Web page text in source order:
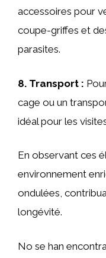
accessoires pour
coupe-griffes et
parasites.
8. Transport :
cage ou un
idéal pour les
En observant ces
environnement
ondulées,
longévité.
No se han